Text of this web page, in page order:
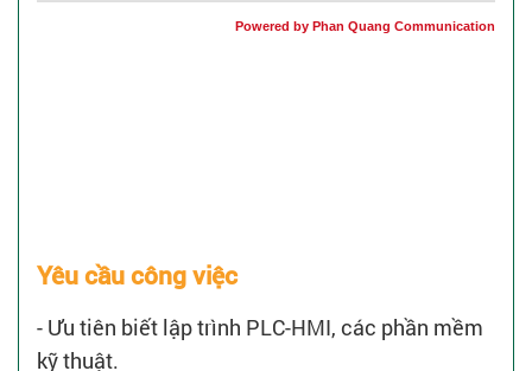
Powered by Phan Quang Communication
Yêu cầu công việc
- Ưu tiên biết lập trình PLC-HMI, các phần mềm
kỹ thuật.